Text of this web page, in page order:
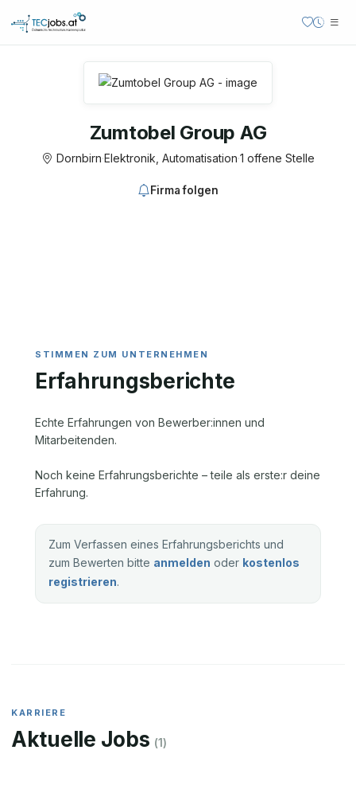
Zumtobel Group AG
Dornbirn·Elektronik, Automatisation·1 offene Stelle
Firma folgen
Erfahrungsberichte
Echte Erfahrungen von Bewerber:innen und
Mitarbeitenden.
Noch keine Erfahrungsberichte – teile als erste:r deine
Erfahrung.
Zum Verfassen eines Erfahrungsberichts und
zum Bewerten bitte anmelden oder kostenlos
registrieren.
KARRIERE
Aktuelle Jobs (1)